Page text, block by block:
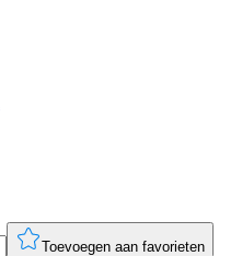
Toevoegen aan favorieten